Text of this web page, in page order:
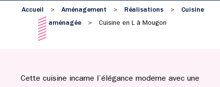
Accueil > Aménagement > Réalisations >
Cuisine
aménagée
> Cuisine en L à Mougon
Cette cuisine incarne l’élégance moderne avec une